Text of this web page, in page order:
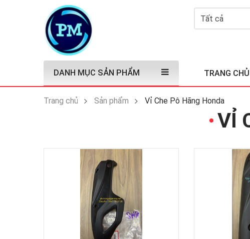
DANH MỤC SẢN PHẨM TRANG CHỦ
Trang chủ Sản phẩm Vỉ Che Pô Hãng Honda
VỈ